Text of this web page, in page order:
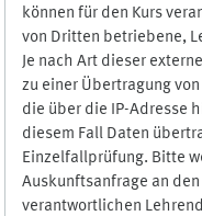
können für den Kurs
von Dritten betriebene,
Je nach Art dieser
zu einer Übertragung
die über die IP-Adresse
diesem Fall Daten
Einzelfallprüfung. Bitte
Auskunftsanfrage an
verantwortlichen